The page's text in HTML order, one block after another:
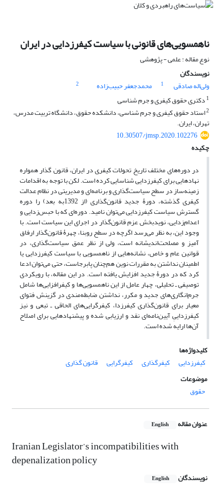
ناهمسویی‌های قانونی با سیاست کیفرزدایی در ایران
نوع مقاله : علمی - پژوهشی
نویسندگان
ولیاله صادقی
1 محمدجعفر حبیب‌زاده
2
1 دکتری حقوق کیفری و جرم شناسی
2استاد حقوق کیفری و جرم شناسی، دانشکده حقوق، دانشگاه تربیت مدرس،
تهران، ایران.
10.30507/jmsp.2020.102276
چکیده
در دوره‌های مختلف تاریخ تحولات کیفری در ایران، قانون گذار همواره
نهادهایی برای کیفرزدایی شناسایی کرده است. لکن با توجه به اقدامات
زمینه‌ساز در سطح سیاست‌گذاری و برنامه‌ای و مدیریتی در نظام عدالت
کیفری گذشته، دورۀ جدید قانون‌گذاری (از 1392به بعد) را دوره
گسترش سیاست کیفرزدایی می‌توان نامید. دوره‌ای که با حبس‌زدایی و
اعدام‌زدایی، نویدبخش عزم قانون‌گذار در اجرای این سیاست است. با
وجود این، به نظر می‌رسد اگرچه در سطح روبنا، چهرۀ قانون‌گذار ارفاق
آمیز و مصلحت‌اندیشانه است، ولی از نظر عمق سیاست‌گذاری، در
قوانین عام و خاص، نشانه‌هایی از ناهمسویی با سیاست کیفرزدایی یا
اطمینان نداشتن به مقررات نوین هم‌چنان پابرجاست، حتی می‌توان ادعا
کرد که در دورۀ جدید افزایش یافته است. در این مقاله، با رویکردی
توصیفی ـ تحلیلی، چهار عامل از این ناهمسویی‌ها و کیفرافزایی‌ها شامل
جرم‌انگاری‌های جدید و مکرر، نداشتن ضابطه‌مندی در گزینش فتوای
معیار برای قانون‌گذاری کیفرزدا، کیفرگرایی‌های الحاقی ـ تبعی و نیز
کیفرزداییِ آیین‌نامه‌ای نقد و ارزیابی شده و پیشنهادهایی برای اصلاح
آن‌ها ارایه شده است.
کلیدواژه‌ها
کیفرزدایی
کیفرگذاری کیفرگرایی
قانون گذاری
موضوعات
حقوق
عنوان مقاله English
Iranian Legislator’s incompatibilities with
depenalization policy
نویسندگان English